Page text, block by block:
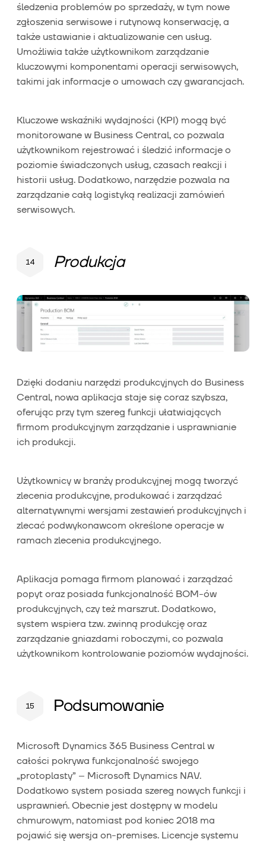
śledzenia problemów po sprzedaży, w tym nowe
zgłoszenia serwisowe i rutynową konserwację, a
także ustawianie i aktualizowanie cen usług.
Umożliwia także użytkownikom zarządzanie
kluczowymi komponentami operacji serwisowych,
takimi jak informacje o umowach czy gwarancjach.
Kluczowe wskaźniki wydajności (KPI) mogą być
monitorowane w Business Central, co pozwala
użytkownikom rejestrować i śledzić informacje o
poziomie świadczonych usług, czasach reakcji i
historii usług. Dodatkowo, narzędzie pozwala na
zarządzanie całą logistyką realizacji zamówień
serwisowych.
Produkcja
Dzięki dodaniu narzędzi produkcyjnych do Business
Central, nowa aplikacja staje się coraz szybsza,
oferując przy tym szereg funkcji ułatwiających
firmom produkcyjnym zarządzanie i usprawnianie
ich produkcji.
Użytkownicy w branży produkcyjnej mogą tworzyć
zlecenia produkcyjne, produkować i zarządzać
alternatywnymi wersjami zestawień produkcyjnych i
zlecać podwykonawcom określone operacje w
ramach zlecenia produkcyjnego.
Aplikacja pomaga firmom planować i zarządzać
popyt oraz posiada funkcjonalność BOM-ów
produkcyjnych, czy też marszrut. Dodatkowo,
system wspiera tzw. zwinną produkcję oraz
zarządzanie gniazdami roboczymi, co pozwala
użytkownikom kontrolowanie poziomów wydajności.
Podsumowanie
Microsoft Dynamics 365 Business Central w
całości pokrywa funkcjonalność swojego
„protoplasty” – Microsoft Dynamics NAV.
Dodatkowo system posiada szereg nowych funkcji i
usprawnień. Obecnie jest dostępny w modelu
chmurowym, natomiast pod koniec 2018 ma
pojawić się wersja on-premises. Licencje systemu